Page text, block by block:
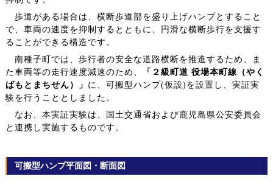
歩道がある場合は、横断歩道部を盛り上げハンプとすること
で、車両の速度を抑制するとともに、円滑な横断歩行を支援す
ることができる構造です。
南種子町では、歩行者の安全な道路横断を推進するため、ま
た車両等の走行速度減速のため、
「２級町道 役場本町線（やく
ばもとまちせん）」 に、可搬型ハンプ(仮設)を設置し、実証実
験を行うこととしました。
なお、本実証実験は、国土交通省および鹿児島県公安委員会
と連携し実施するものです。
可搬型ハンプ平面図・断面図